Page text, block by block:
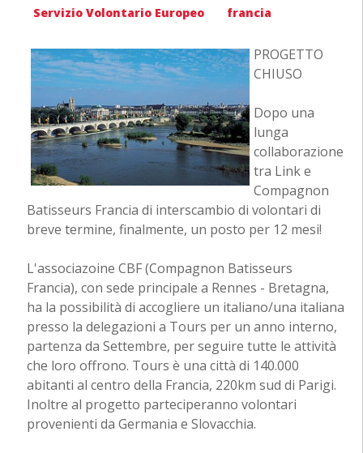
Servizio Volontario Europeo francia
PROGETTO
CHIUSO
Dopo una
lunga
collaborazione
tra Link e
Compagnon
Batisseurs Francia di interscambio di volontari di
breve termine, finalmente, un posto per 12 mesi!
L'associazoine CBF (Compagnon Batisseurs
Francia), con sede principale a Rennes - Bretagna,
ha la possibilità di accogliere un italiano/una italiana
presso la delegazioni a Tours per un anno interno,
partenza da Settembre, per seguire tutte le attività
che loro offrono. Tours è una città di 140.000
abitanti al centro della Francia, 220km sud di Parigi.
Inoltre al progetto parteciperanno volontari
provenienti da Germania e Slovacchia.